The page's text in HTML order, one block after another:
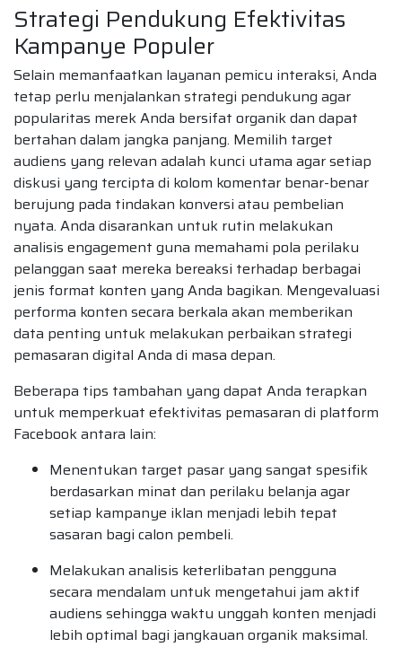
Strategi Pendukung Efektivitas
Kampanye Populer
Selain memanfaatkan layanan pemicu interaksi, Anda
tetap perlu menjalankan strategi pendukung agar
popularitas merek Anda bersifat organik dan dapat
bertahan dalam jangka panjang. Memilih target
audiens yang relevan adalah kunci utama agar setiap
diskusi yang tercipta di kolom komentar benar-benar
berujung pada tindakan konversi atau pembelian
nyata. Anda disarankan untuk rutin melakukan
analisis engagement guna memahami pola perilaku
pelanggan saat mereka bereaksi terhadap berbagai
jenis format konten yang Anda bagikan. Mengevaluasi
performa konten secara berkala akan memberikan
data penting untuk melakukan perbaikan strategi
pemasaran digital Anda di masa depan.
Beberapa tips tambahan yang dapat Anda terapkan
untuk memperkuat efektivitas pemasaran di platform
Facebook antara lain:
Menentukan target pasar yang sangat spesifik
berdasarkan minat dan perilaku belanja agar
setiap kampanye iklan menjadi lebih tepat
sasaran bagi calon pembeli.
Melakukan analisis keterlibatan pengguna
secara mendalam untuk mengetahui jam aktif
audiens sehingga waktu unggah konten menjadi
lebih optimal bagi jangkauan organik maksimal.